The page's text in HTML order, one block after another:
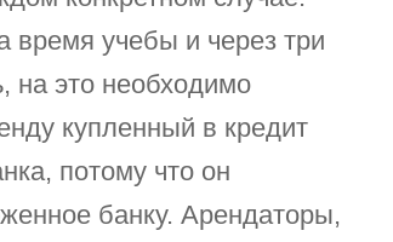
время учебы и через три
на это необходимо
купленный в кредит
потому что он
банку. Арендаторы,